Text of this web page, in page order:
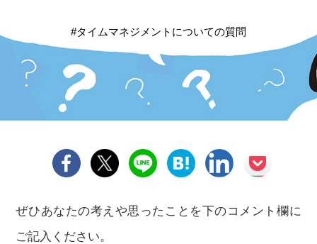
#タイムマネジメントについての質問
ぜひあなたの考えや思ったことを下のコメント欄に
ご記入ください。